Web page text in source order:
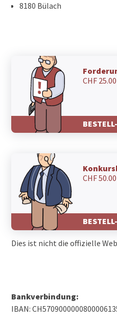
8180 Bülach
CHF 25.00
CHF 50.00
Dies ist nicht die offizielle
Bankverbindung:
IBAN: